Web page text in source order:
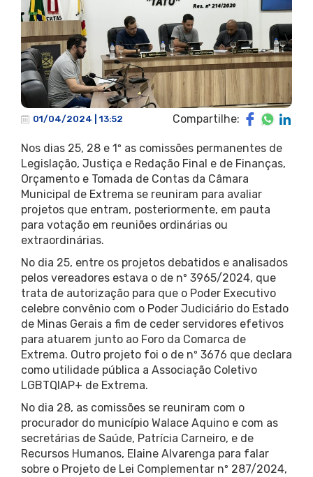
01/04/2024 | 13:52 Compartilhe:
Nos dias 25, 28 e 1º as comissões permanentes de
Legislação, Justiça e Redação Final e de Finanças,
Orçamento e Tomada de Contas da Câmara
Municipal de Extrema se reuniram para avaliar
projetos que entram, posteriormente, em pauta
para votação em reuniões ordinárias ou
extraordinárias.
No dia 25, entre os projetos debatidos e analisados
pelos vereadores estava o de nº 3965/2024, que
trata de autorização para que o Poder Executivo
celebre convênio com o Poder Judiciário do Estado
de Minas Gerais a fim de ceder servidores efetivos
para atuarem junto ao Foro da Comarca de
Extrema. Outro projeto foi o de nº 3676 que declara
como utilidade pública a Associação Coletivo
LGBTQIAP+ de Extrema.
No dia 28, as comissões se reuniram com o
procurador do município Walace Aquino e com as
secretárias de Saúde, Patrícia Carneiro, e de
Recursos Humanos, Elaine Alvarenga para falar
sobre o Projeto de Lei Complementar nº 287/2024,